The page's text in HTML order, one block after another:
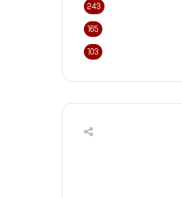
243
165
103